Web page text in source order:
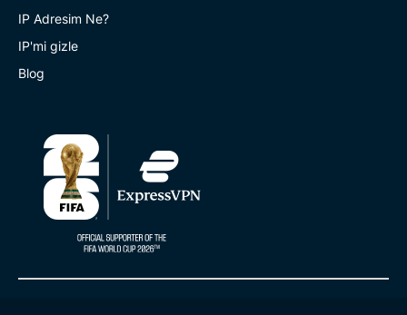
IP Adresim Ne?
IP'mi gizle
Blog